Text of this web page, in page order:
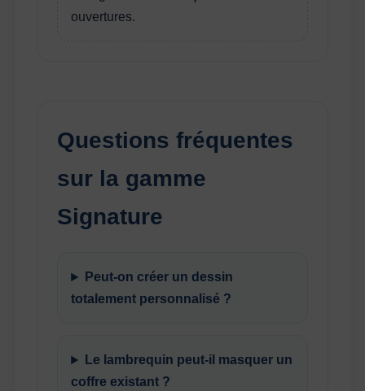
ouvertures.
Questions fréquentes
sur la gamme
Signature
Peut-on créer un dessin
totalement personnalisé ?
Le lambrequin peut-il masquer un
coffre existant ?